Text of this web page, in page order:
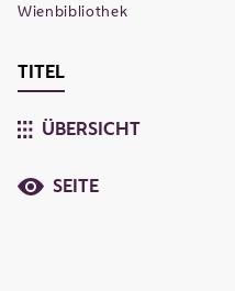
Wienbibliothek
TITEL
ÜBERSICHT
SEITE